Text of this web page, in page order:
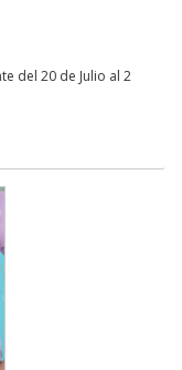
del 20 de Julio al 2